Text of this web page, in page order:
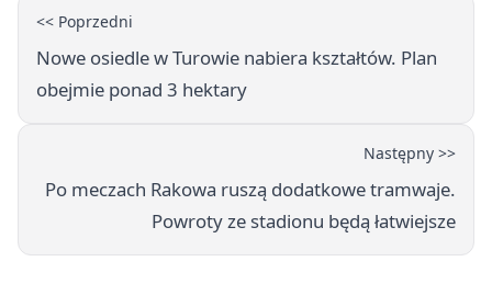
<< Poprzedni
Nowe osiedle w Turowie nabiera kształtów. Plan
obejmie ponad 3 hektary
Następny >>
Po meczach Rakowa ruszą dodatkowe tramwaje.
Powroty ze stadionu będą łatwiejsze